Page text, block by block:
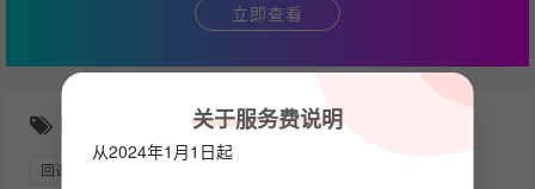
立即查看
回调消息
关于服务费说明
从2024年1月1日起